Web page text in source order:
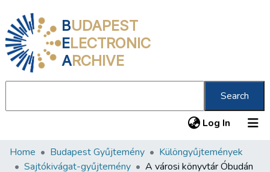
BUDAPEST
ELECTRONIC
ARCHIVE
Search
Log In (current)
Communities & Collections
Home Budapest Gyűjtemény
Különgyűjtemények
Sajtókivágat-gyűjtemény
A városi könyvtár Óbudán